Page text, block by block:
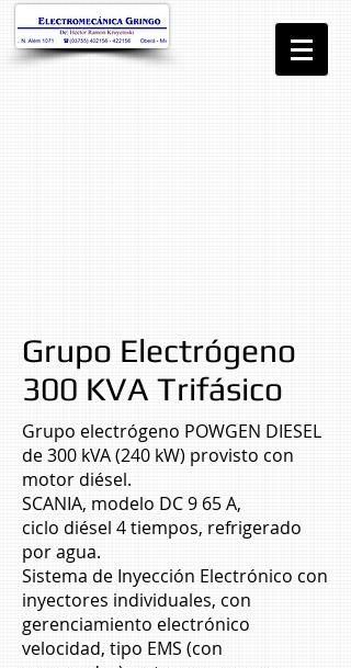
Grupo Electrógeno
300 KVA Trifásico
Grupo electrógeno POWGEN DIESEL
de 300 kVA (240 kW) provisto con
motor diésel.
SCANIA, modelo DC 9 65 A,
ciclo diésel 4 tiempos, refrigerado
por agua.
Sistema de Inyección Electrónico con
inyectores individuales, con
gerenciamiento electrónico
velocidad, tipo EMS (con